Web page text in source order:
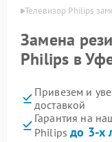
Телевизор Philips
Замена
Philips в
Привезем и
доставкой
Гарантия на
Philipsдо 3-х